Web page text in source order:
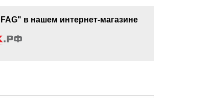
в нашем интернет-магазине